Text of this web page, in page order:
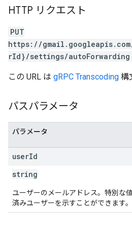
HTTP リクエスト
PUT
https://
rId}/settings/autoForwarding
この URL は gRPC Transcoding 構
パスパラメータ
パラメータ
userId
string
ユーザーのメールアドレス。特別な
済みユーザーを示すことができます。